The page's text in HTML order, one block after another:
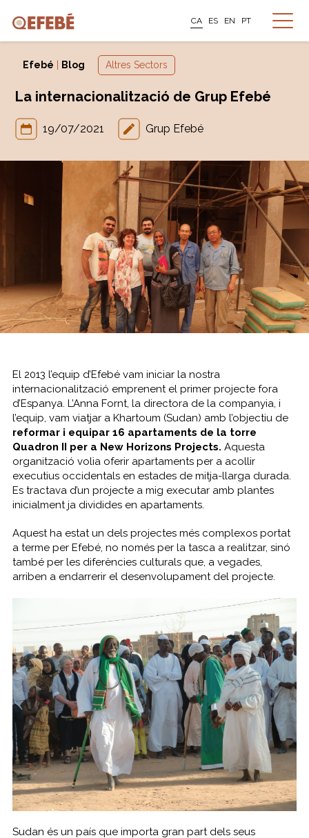
CA ES EN PT
Efebé Blog Altres Sectors
La internacionalització de Grup Efebé
19/07/2021 Grup Efebé
El 2013 l’equip d’Efebé vam iniciar la nostra
internacionalització emprenent el primer projecte fora
d’Espanya. L’Anna Fornt, la directora de la companyia, i
l’equip, vam viatjar a Khartoum (Sudan) amb l’objectiu de
reformar i equipar 16 apartaments de la torre
Quadron II per a New Horizons Projects. Aquesta
organització volia oferir apartaments per a acollir
executius occidentals en estades de mitja-llarga durada.
Es tractava d’un projecte a mig executar amb plantes
inicialment ja dividides en apartaments.
Aquest ha estat un dels projectes més complexos portat
a terme per Efebé, no només per la tasca a realitzar, sinó
també per les diferències culturals que, a vegades,
arriben a endarrerir el desenvolupament del projecte.
Sudan és un país que importa gran part dels seus